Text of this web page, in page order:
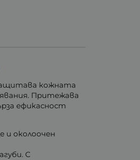
кожната
Притежава
ефикасност
и околоочен
С